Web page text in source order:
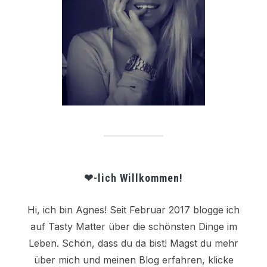
❤-lich Willkommen!
Hi, ich bin Agnes! Seit Februar 2017 blogge ich
auf Tasty Matter über die schönsten Dinge im
Leben. Schön, dass du da bist! Magst du mehr
über mich und meinen Blog erfahren, klicke